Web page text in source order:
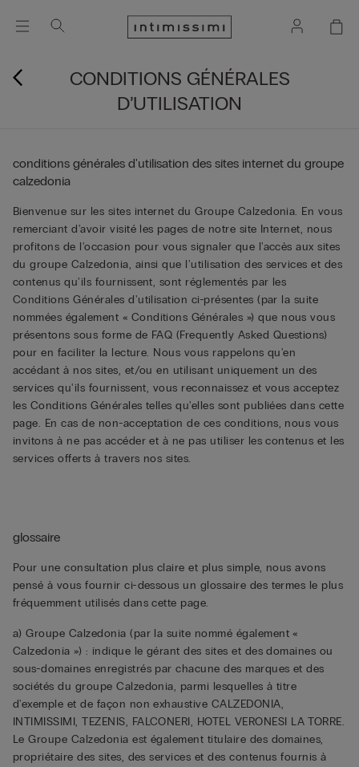
CONDITIONS GÉNÉRALES
D’UTILISATION
conditions générales d'utilisation des sites internet du groupe
calzedonia
Bienvenue sur les sites internet du Groupe Calzedonia. En vous
remerciant d'avoir visité les pages de notre site Internet, nous
profitons de l'occasion pour vous signaler que l'accès aux sites
du groupe Calzedonia, ainsi que l'utilisation des services et des
contenus qu'ils fournissent, sont réglementés par les
Conditions Générales d'utilisation ci-présentes (par la suite
nommées également « Conditions Générales ») que nous vous
présentons sous forme de FAQ (Frequently Asked Questions)
pour en faciliter la lecture. Nous vous rappelons qu'en
accédant à nos sites, et/ou en utilisant uniquement un des
services qu'ils fournissent, vous reconnaissez et vous acceptez
les Conditions Générales telles qu'elles sont publiées dans cette
page. En cas de non-acceptation de ces conditions, nous vous
invitons à ne pas accéder et à ne pas utiliser les contenus et les
services offerts à travers nos sites.
glossaire
Pour une consultation plus claire et plus simple, nous avons
pensé à vous fournir ci-dessous un glossaire des termes le plus
fréquemment utilisés dans cette page.
a) Groupe Calzedonia (par la suite nommé également «
Calzedonia ») : indique le gérant des sites et des domaines ou
sous-domaines enregistrés par chacune des marques et des
sociétés du groupe Calzedonia, parmi lesquelles à titre
d'exemple et de façon non exhaustive CALZEDONIA,
INTIMISSIMI, TEZENIS, FALCONERI, HOTEL VERONESI LA TORRE.
Le Groupe Calzedonia est également titulaire des domaines,
propriétaire des sites, des services et des contenus fournis à